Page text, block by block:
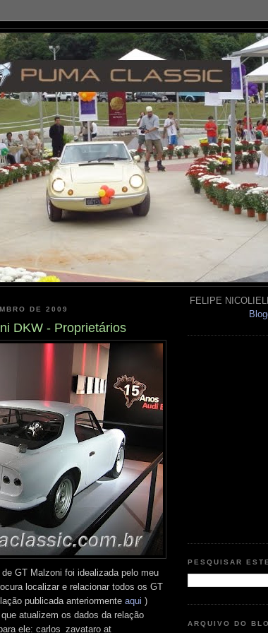
DE 2009
DKW - Proprietários
GT Malzoni foi idealizada pelo meu
localizar e relacionar todos os GT
publicada anteriormente aqui )
atualizem os dados da relação
ele: carlos_zavataro at
FELIPE
PESQUISAR
ARQUIVO DO